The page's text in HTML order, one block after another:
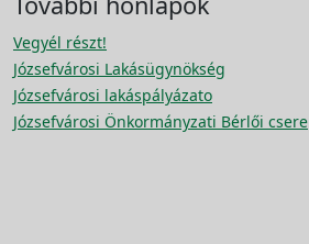
Vegyél részt!
Józsefvárosi Lakásügynökség
Józsefvárosi lakáspályázato
Józsefvárosi Önkormányzati Bérlői csere